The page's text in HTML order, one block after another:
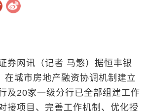
网讯（记者 马慜）据恒丰银
在城市房地产融资协调机制建立
及20家一级分行已全部组建工作
接项目、完善工作机制、优化授